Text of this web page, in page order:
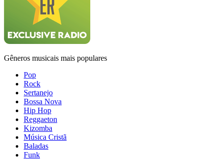
Gêneros musicais mais populares
Pop
Rock
Sertanejo
Bossa Nova
Hip Hop
Reggaeton
Kizomba
Música Cristã
Baladas
Funk